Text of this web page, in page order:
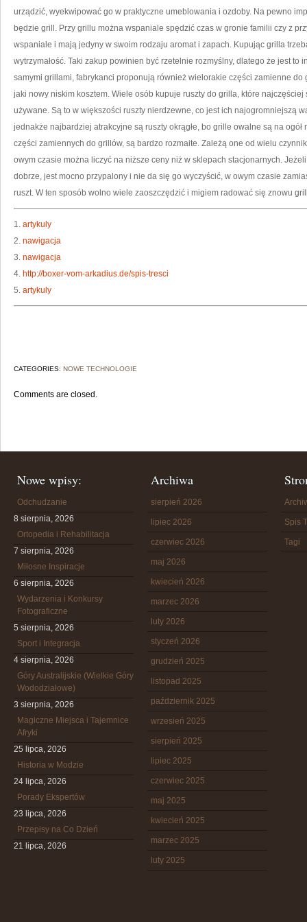
urządzić, wyekwipować go w praktyczne umeblowania i ozdoby. Na pewno
będzie grill. Przy grillu można wspaniale spędzić czas w gronie familii czy z
wspaniale i mają jedyny w swoim rodzaju aromat i zapach. Kupując grilla
wytrzymałość. Taki zakup powinien być rzetelnie rozmyślny, dlatego że jest to
samymi grillami, fabrykanci proponują również wielorakie części zamienne
jaki nowy niskim kosztem. Wiele osób kupuje ruszty do grilla, które
używane. Są to w większości ruszty nierdzewne, co jest ich najogromniejszą
jednakże najbardziej atrakcyjne są ruszty okrągłe, bo grille owalne są na
części zamiennych do grillów, są bardzo rozmaite. Zależą one od wielu
owym czasie można liczyć na niższe ceny niż w sklepach stacjonarnych.
dobrze, jest mocno przypalony i nie da się go wyczyścić, w owym czasie
ruszt. W ten sposób wolno wiele zaoszczędzić i migiem radować się znowu
1. artykuly
2. nawigacja
3. nawigacja
4. http://boxer-vom-arkadius.de/spis-tresci
5. artykuly
CATEGORIES: NOWE TECHNOLOGIE
Comments are closed.
Nowe wpisy:
Odchudzanie
8 sierpnia, 2026
Ortopedia i Rehabilitacja
7 sierpnia, 2026
Miłosne Inspiracje
6 sierpnia, 2026
Wydarzenia i Konkursy
Fotograficzne
5 sierpnia, 2026
Sport i Integracja
4 sierpnia, 2026
Góry Australijskie (Wielkie Góry
Wododziałowe)
3 sierpnia, 2026
Magiczne Miejsca i Tajemnice
Afryki
25 lipca, 2026
Historia w Modzie
24 lipca, 2026
Porady Ekspertów
23 lipca, 2026
Przepisy na Co Dzień
21 lipca, 2026
Archiwa
sierpień 2026
lipiec 2026
czerwiec 2026
maj 2026
kwiecień 2026
marzec 2026
luty 2026
styczeń 2026
grudzień 2025
listopad 2025
październik 2025
wrzesień 2025
sierpień 2025
lipiec 2025
czerwiec 2025
maj 2025
kwiecień 2025
marzec 2025
luty 2025
Spis
Tagi